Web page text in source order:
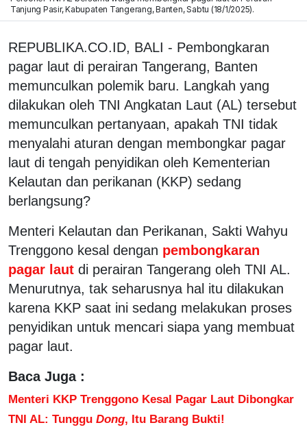
Tanjung Pasir, Kabupaten Tangerang, Banten, Sabtu (18/1/2025).
REPUBLIKA.CO.ID, BALI - Pembongkaran
pagar laut di perairan Tangerang, Banten
memunculkan polemik baru. Langkah yang
dilakukan oleh TNI Angkatan Laut (AL) tersebut
memunculkan pertanyaan, apakah TNI tidak
menyalahi aturan dengan membongkar pagar
laut di tengah penyidikan oleh Kementerian
Kelautan dan perikanan (KKP) sedang
berlangsung?
Menteri Kelautan dan Perikanan, Sakti Wahyu
Trenggono kesal dengan pembongkaran
pagar laut di perairan Tangerang oleh TNI AL.
Menurutnya, tak seharusnya hal itu dilakukan
karena KKP saat ini sedang melakukan proses
penyidikan untuk mencari siapa yang membuat
pagar laut.
Baca Juga :
Menteri KKP Trenggono Kesal Pagar Laut Dibongkar
TNI AL: Tunggu Dong, Itu Barang Bukti!